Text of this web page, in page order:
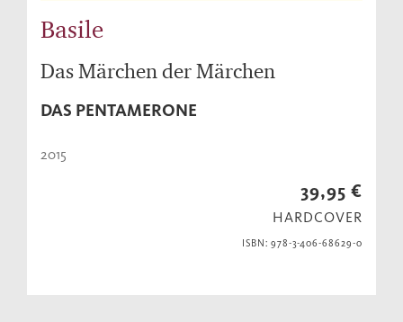
Basile
Das Märchen der Märchen
DAS PENTAMERONE
2015
39,95 €
HARDCOVER
ISBN: 978-3-406-68629-0